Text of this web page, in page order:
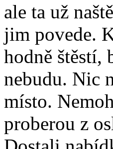
ale ta už
jim povede.
hodně štěstí,
nebudu. Nic
místo.
proberou z